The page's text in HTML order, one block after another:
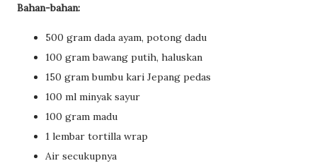
Bahan-bahan:
500 gram dada ayam, potong dadu
100 gram bawang putih, haluskan
150 gram bumbu kari Jepang pedas
100 ml minyak sayur
100 gram madu
1 lembar tortilla wrap
Air secukupnya